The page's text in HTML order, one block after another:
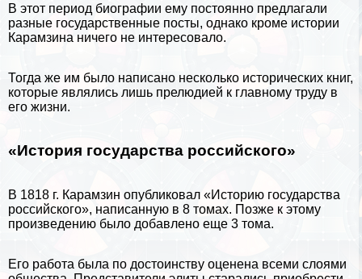
В этот период биографии ему постоянно предлагали
разные государственные посты, однако кроме истории
Карамзина ничего не интересовало.
Тогда же им было написано несколько исторических книг,
которые являлись лишь прелюдией к главному труду в
его жизни.
«История государства российского»
В 1818 г. Карамзин опубликовал «Историю государства
российского», написанную в 8 томах. Позже к этому
произведению было добавлено еще 3 тома.
Его работа была по достоинству оценена всеми слоями